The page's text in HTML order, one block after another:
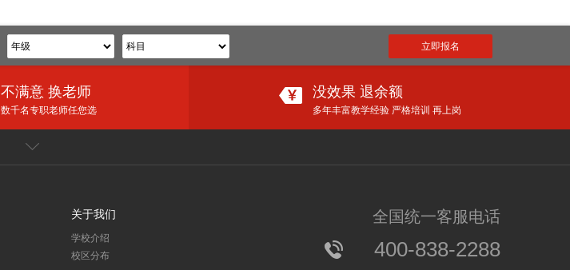
立即报名
不满意 换老师
数千名专职老师任您选
没效果 退余额
多年丰富教学经验 严格培训 再上岗
关于我们
学校介绍
校区分布
全国统一客服电话
400-838-2288